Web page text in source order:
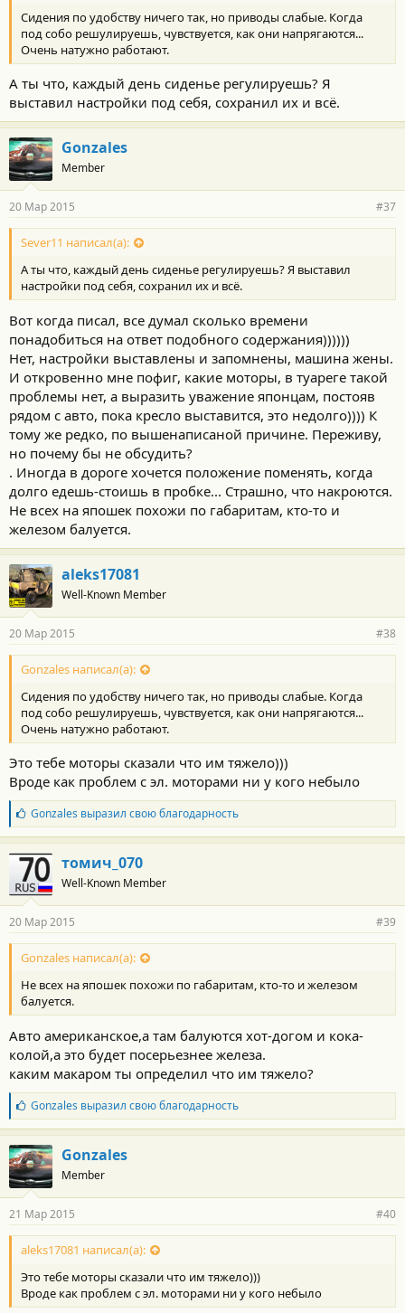
Сидения по удобству ничего так, но приводы слабые. Когда
под собо решулируешь, чувствуется, как они напрягаются...
Очень натужно работают.
А ты что, каждый день сиденье регулируешь? Я
выставил настройки под себя, сохранил их и всё.
Gonzales
Member
20 Мар 2015 #37
Sever11 написал(а):
А ты что, каждый день сиденье регулируешь? Я выставил
настройки под себя, сохранил их и всё.
Вот когда писал, все думал сколько времени
понадобиться на ответ подобного содержания))))))
Нет, настройки выставлены и запомнены, машина жены.
И откровенно мне пофиг, какие моторы, в туареге такой
проблемы нет, а выразить уважение японцам, постояв
рядом с авто, пока кресло выставится, это недолго)))) К
тому же редко, по вышенаписаной причине. Переживу,
но почему бы не обсудить?
. Иногда в дороге хочется положение поменять, когда
долго едешь-стоишь в пробке... Страшно, что накроются.
Не всех на япошек похожи по габаритам, кто-то и
железом балуется.
aleks17081
Well-Known Member
20 Мар 2015 #38
Gonzales написал(а):
Сидения по удобству ничего так, но приводы слабые. Когда
под собо решулируешь, чувствуется, как они напрягаются...
Очень натужно работают.
Это тебе моторы сказали что им тяжело)))
Вроде как проблем с эл. моторами ни у кого небыло
Б
л
а
г
о
д
а
н
о
с
и
:
Gonzales выразил свою благодарность
томич_070
Well-Known Member
20 Мар 2015 #39
Gonzales написал(а):
Не всех на япошек похожи по габаритам, кто-то и железом
балуется.
Авто американское,а там балуются хот-догом и кока-
колой,а это будет посерьезнее железа.
каким макаром ты определил что им тяжело?
Б
л
а
г
о
д
а
н
о
с
и
:
Gonzales выразил свою благодарность
Gonzales
Member
21 Мар 2015 #40
aleks17081 написал(а):
Это тебе моторы сказали что им тяжело)))
Вроде как проблем с эл. моторами ни у кого небыло